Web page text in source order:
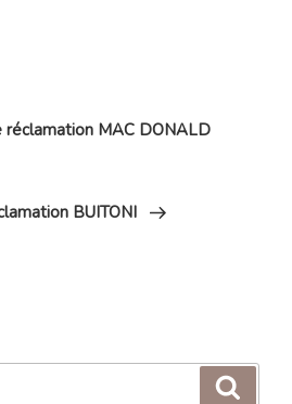
MAC DONALD
BUITONI